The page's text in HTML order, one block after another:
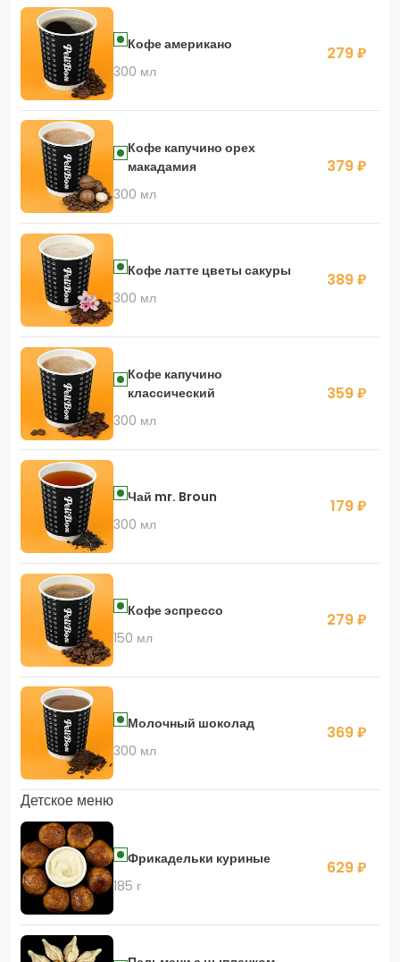
Кофе американо
300 мл
279 ₽
Кофе капучино орех
макадамия
300 мл
379 ₽
Кофе латте цветы сакуры
300 мл
389 ₽
Кофе капучино
классический
300 мл
359 ₽
Чай mr. Broun
300 мл
179 ₽
Кофе эспрессо
150 мл
279 ₽
Молочный шоколад
300 мл
369 ₽
Детское меню
Фрикадельки куриные
185 г
629 ₽